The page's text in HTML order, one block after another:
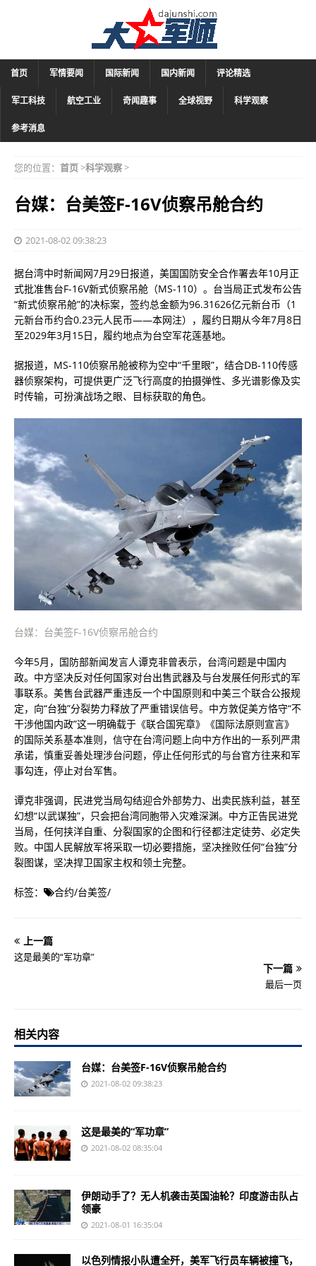
首页 军情要闻 国际新闻 国内新闻 评论精选
军工科技 航空工业 奇闻趣事 全球视野 科学观察
参考消息
您的位置： 首页>科学观察>
台媒：台美签F-16V侦察吊舱合约
2021-08-02 09:38:23
据台湾中时新闻网7月29日报道，美国国防安全合作署去年10月正
式批准售台F-16V新式侦察吊舱（MS-110）。台当局正式发布公告
“新式侦察吊舱”的决标案，签约总金额为96.31626亿元新台币（1
元新台币约合0.23元人民币——本网注），履约日期从今年7月8日
至2029年3月15日，履约地点为台空军花莲基地。
据报道，MS-110侦察吊舱被称为空中“千里眼”，结合DB-110传感
器侦察架构，可提供更广泛飞行高度的拍摄弹性、多光谱影像及实
时传输，可扮演战场之眼、目标获取的角色。
台媒：台美签F-16V侦察吊舱合约
今年5月，国防部新闻发言人谭克非曾表示，台湾问题是中国内
政。中方坚决反对任何国家对台出售武器及与台发展任何形式的军
事联系。美售台武器严重违反一个中国原则和中美三个联合公报规
定，向“台独”分裂势力释放了严重错误信号。中方敦促美方恪守“不
干涉他国内政”这一明确载于《联合国宪章》《国际法原则宣言》
的国际关系基本准则，信守在台湾问题上向中方作出的一系列严肃
承诺，慎重妥善处理涉台问题，停止任何形式的与台官方往来和军
事勾连，停止对台军售。
谭克非强调，民进党当局勾结迎合外部势力、出卖民族利益，甚至
幻想“以武谋独”，只会把台湾同胞带入灾难深渊。中方正告民进党
当局，任何挟洋自重、分裂国家的企图和行径都注定徒劳、必定失
败。中国人民解放军将采取一切必要措施，坚决挫败任何“台独”分
裂图谋，坚决捍卫国家主权和领土完整。
标签： 合约/台美签/
上一篇
这是最美的“军功章”
下一篇
最后一页
相关内容
台媒：台美签F-16V侦察吊舱合约
2021-08-02 09:38:23
这是最美的“军功章”
2021-08-02 08:35:04
伊朗动手了？无人机袭击英国油轮？印度游击队占
领豪
2021-08-01 16:35:04
以色列情报小队遭全歼，美军飞行员车辆被撞飞，